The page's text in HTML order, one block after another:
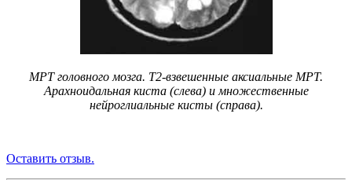
МРТ головного мозга. Т2-взвешенные аксиальные МРТ.
Арахноидальная киста (слева) и множественные
нейроглиальные кисты (справа).
Оставить отзыв.